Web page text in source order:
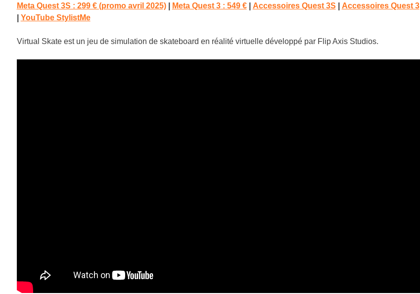
Meta Quest 3S : 299 € (promo avril 2025)| Meta Quest 3 : 549 €| Accessoires Quest 3S
Accessoires Quest 3
YouTube StylistMe
Virtual Skate est un jeu de simulation de skateboard en réalité virtuelle développé par Flip Axis Studios.